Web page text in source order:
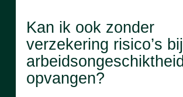
Kan ik ook zonder
verzekering risico’s bij
arbeidsongeschiktheid
opvangen?